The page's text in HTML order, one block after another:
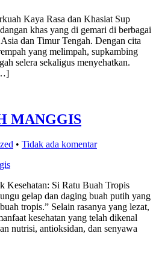
Kaya Rasa dan Khasiat Sup
khas yang di gemari di berbagai
dan Timur Tengah. Dengan cita
yang melimpah, supkambing
selera sekaligus menyehatkan.
MANGGIS
• Tidak ada komentar
Kesehatan: Si Ratu Buah Tropis
gelap dan daging buah putih yang
tropis.” Selain rasanya yang lezat,
kesehatan yang telah dikenal
nutrisi, antioksidan, dan senyawa